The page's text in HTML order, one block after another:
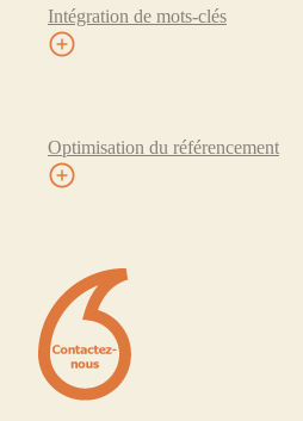
Intégration de mots-clés
Optimisation du référencement